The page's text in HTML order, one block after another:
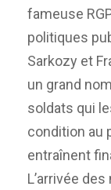
fameuse
politiques
Sarkozy et
un grand
soldats qui
condition au
entraînent
L’arrivée